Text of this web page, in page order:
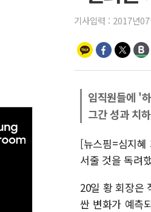
기사입력 : 2017년
임직원들에 '
그간 성과 치
[뉴스핌=심지
서줄 것을 독려
20일 황 회장은
싼 변화가 예측